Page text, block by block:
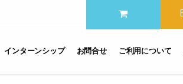
インターンシップ お問合せ ご利用について